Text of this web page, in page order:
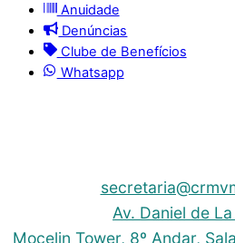
Anuidade
Denúncias
Clube de Benefícios
Whatsapp
Av. Daniel de
Mocelin Tower, 8º Andar,